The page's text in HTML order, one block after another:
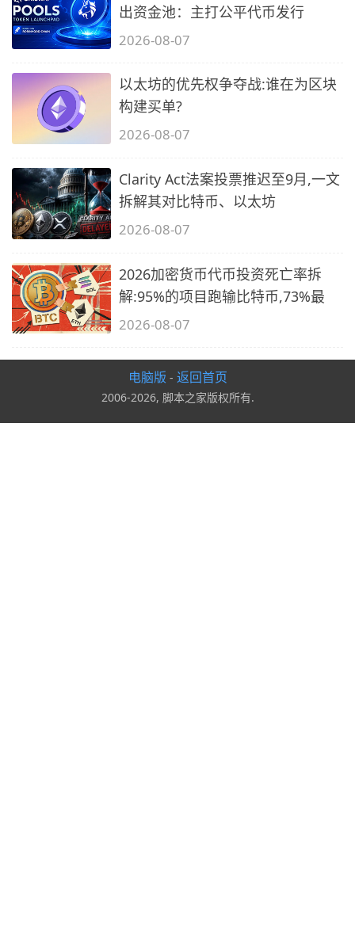
出资金池：主打公平代币发行
2026-08-07
以太坊的优先权争夺战:谁在为区块
构建买单?
2026-08-07
Clarity Act法案投票推迟至9月,一文
拆解其对比特币、以太坊
2026-08-07
2026加密货币代币投资死亡率拆
解:95%的项目跑输比特币,73%最
2026-08-07
电脑版 - 返回首页
2006-2026, 脚本之家版权所有.